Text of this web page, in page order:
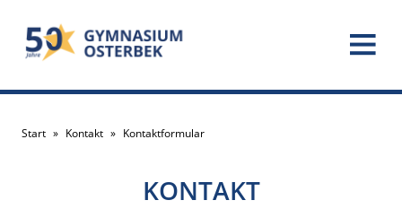
Start » Kontakt » Kontaktformular
KONTAKT